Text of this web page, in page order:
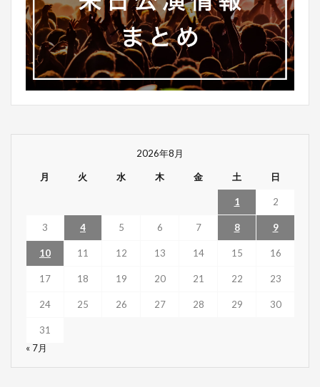
2026年8月
月 火 水 木 金 土 日
1 2
3 4 5 6 7 8 9
10 11 12 13 14 15 16
17 18 19 20 21 22 23
24 25 26 27 28 29 30
31
« 7月